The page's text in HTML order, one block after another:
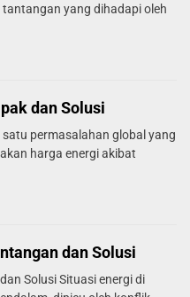
yang dihadapi oleh
dan Solusi
permasalahan global yang
harga energi akibat
dan Solusi
Solusi Situasi energi di